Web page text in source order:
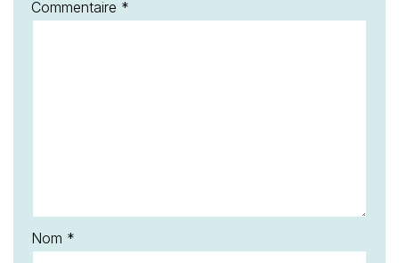
Commentaire *
Nom *